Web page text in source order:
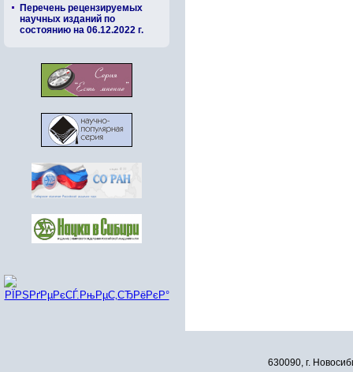
Перечень рецензируемых
научных изданий по
состоянию на 06.12.2022 г.
630090, г.